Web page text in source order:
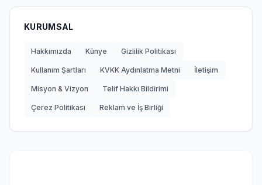
KURUMSAL
Hakkımızda Künye Gizlilik Politikası
Kullanım Şartları KVKK Aydınlatma Metni İletişim
Misyon & Vizyon Telif Hakkı Bildirimi
Çerez Politikası Reklam ve İş Birliği